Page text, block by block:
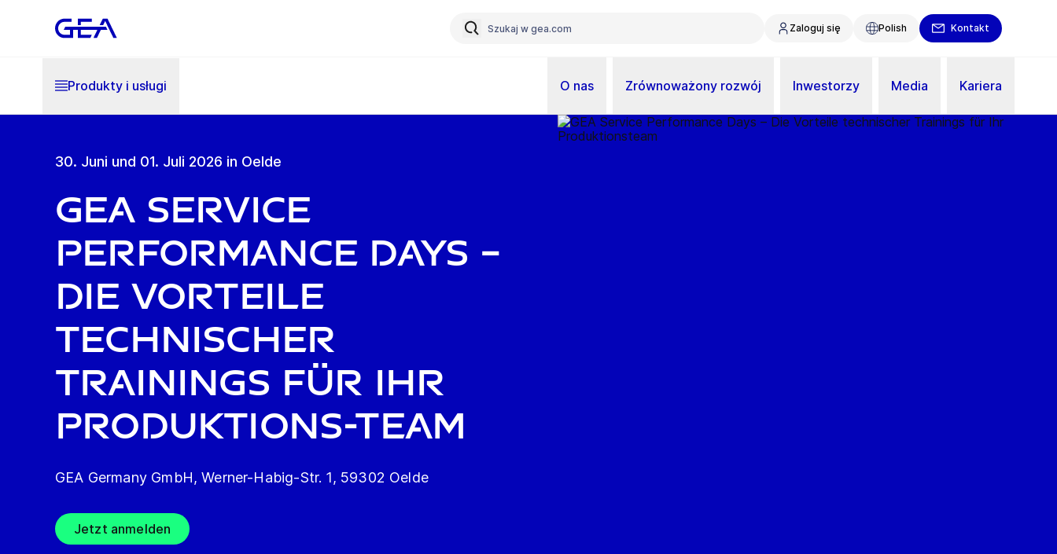
Zaloguj się Polish Kontakt
Produkty i usługi O nas Zrównoważony rozwój Inwestorzy Media Kariera
30. Juni und 01. Juli 2026 in Oelde
GEA Service
Performance Days –
Die Vorteile
technischer
Trainings für Ihr
Produktions-team
GEA Germany GmbH, Werner-Habig-Str. 1, 59302 Oelde
Jetzt anmelden